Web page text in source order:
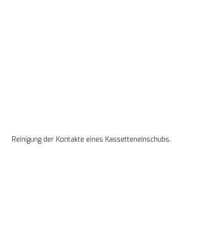
Reinigung der Kontakte eines Kassetteneinschubs.